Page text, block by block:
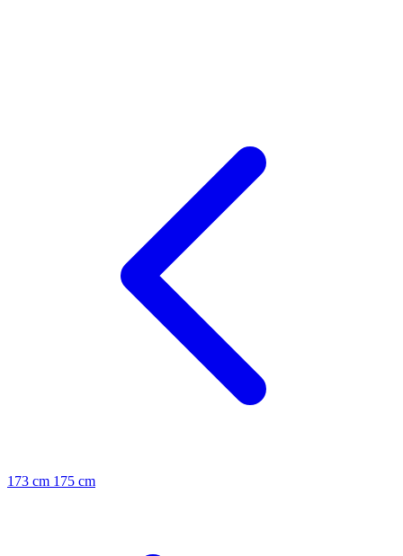
173 cm 175 cm